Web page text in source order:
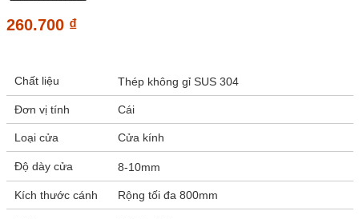
260.700 ₫
Chất liệu Thép không gỉ SUS 304
Đơn vị tính Cái
Loại cửa Cửa kính
Độ dày cửa 8-10mm
Kích thước cánh Rộng tối đa 800mm